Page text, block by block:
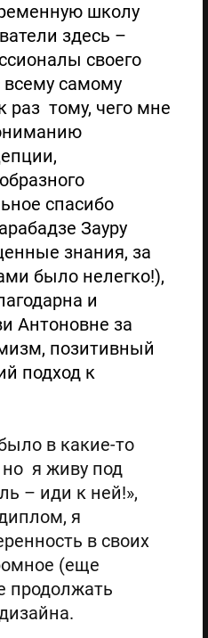
школу
здесь –
своего
всему самому
раз тому, чего мне
спасибо
Зауру
знания, за
было нелегко!),
и
Антоновне за
позитивный
подход к
в какие-то
я живу под
– иди к ней!»,
я
в своих
(еще
продолжать